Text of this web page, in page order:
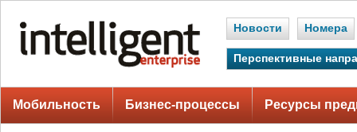
Новости Номера
Перспективные
Мобильность Бизнес-процессы Ресурсы